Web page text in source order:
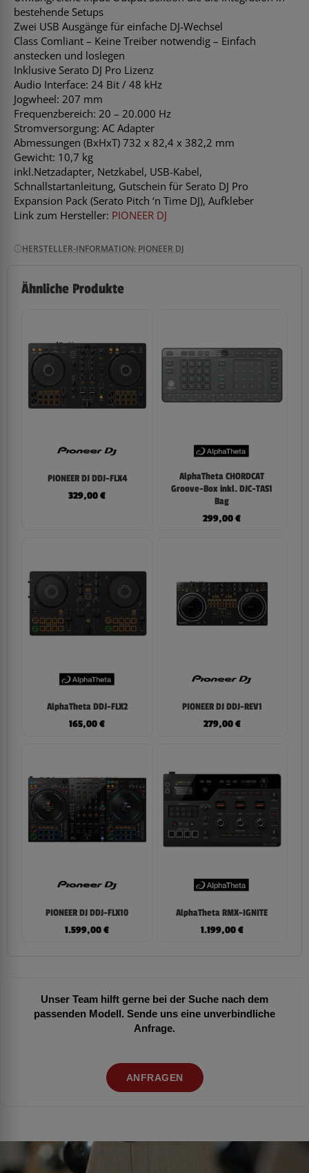
bestehende Setups
Zwei USB Ausgänge für einfache DJ-Wechsel
Class Comliant – Keine Treiber notwendig – Einfach
anstecken und loslegen
Inklusive Serato DJ Pro Lizenz
Audio Interface: 24 Bit / 48 kHz
Jogwheel: 207 mm
Frequenzbereich: 20 – 20.000 Hz
Stromversorgung: AC Adapter
Abmessungen (BxHxT) 732 x 82,4 x 382,2 mm
Gewicht: 10,7 kg
inkl.Netzadapter, Netzkabel, USB-Kabel,
Schnallstartanleitung, Gutschein für Serato DJ Pro
Expansion Pack (Serato Pitch ‘n Time DJ), Aufkleber
Link zum Hersteller: PIONEER DJ
HERSTELLER-INFORMATION: PIONEER DJ
Ähnliche Produkte
PIONEER DJ DDJ-FLX4
329,00€
AlphaTheta CHORDCAT
Groove-Box inkl. DJC-TAS1
Bag
299,00€
AlphaTheta DDJ-FLX2
165,00€
PIONEER DJ DDJ-REV1
279,00€
PIONEER DJ DDJ-FLX10
1.599,00€
AlphaTheta RMX-IGNITE
1.199,00€
Unser Team hilft gerne bei der Suche nach dem
passenden Modell. Sende uns eine unverbindliche
Anfrage.
ANFRAGEN